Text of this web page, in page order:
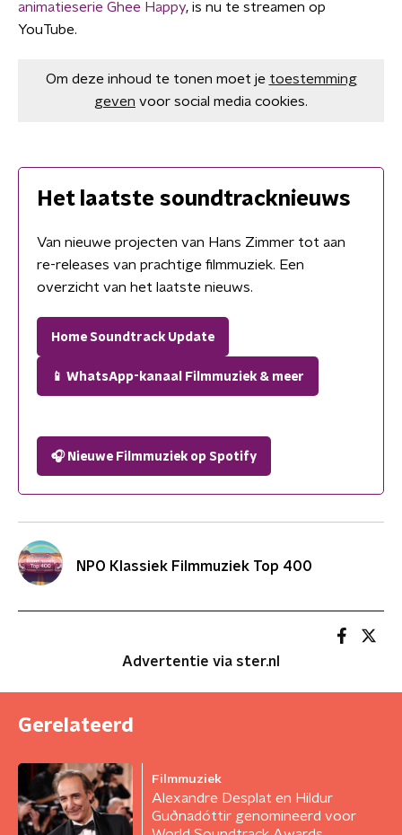
animatieserie Ghee Happy, is nu te streamen op
YouTube.
Om deze inhoud te tonen moet je toestemming
geven voor social media cookies.
Het laatste soundtracknieuws
Van nieuwe projecten van Hans Zimmer tot aan
re-releases van prachtige filmmuziek. Een
overzicht van het laatste nieuws.
Home Soundtrack Update
📱 WhatsApp-kanaal Filmmuziek & meer
🎧 Nieuwe Filmmuziek op Spotify
NPO Klassiek Filmmuziek Top 400
Advertentie via ster.nl
Gerelateerd
Filmmuziek
Alexandre Desplat en Hildur
Guðnadóttir genomineerd voor